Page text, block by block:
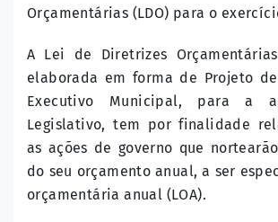
Orçamentárias (LDO) para o
A Lei de Diretrizes
elaborada em forma de Projeto
Executivo Municipal, para a
Legislativo, tem por finalidade
as ações de governo que
do seu orçamento anual, a ser
orçamentária anual (LOA).